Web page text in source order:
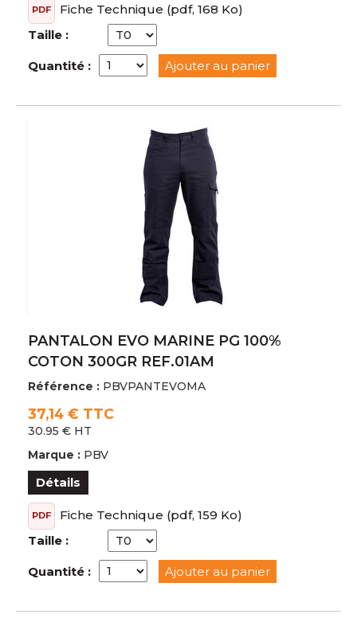
PDF Fiche Technique (pdf, 168 Ko)
Taille :
Quantité : Ajouter au panier
PANTALON EVO MARINE PG 100%
COTON 300GR REF.01AM
Référence : PBVPANTEVOMA
37,14 € TTC
30.95 € HT
Marque : PBV
Détails
PDF Fiche Technique (pdf, 159 Ko)
Taille :
Quantité : Ajouter au panier